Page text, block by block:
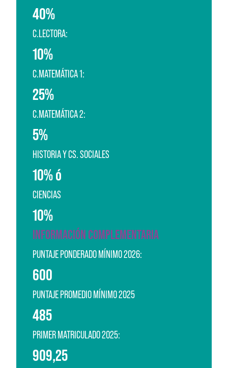
40%
C.LECTORA:
10%
C.MATEMÁTICA 1:
25%
C.MATEMÁTICA 2:
5%
HISTORIA Y CS. SOCIALES
10% ó
CIENCIAS
10%
INFORMACIÓN COMPLEMENTARIA
PUNTAJE PONDERADO MÍNIMO 2026:
600
PUNTAJE PROMEDIO MÍNIMO 2025
485
PRIMER MATRICULADO 2025:
909,25